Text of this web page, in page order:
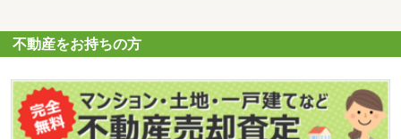
不動産をお持ちの方